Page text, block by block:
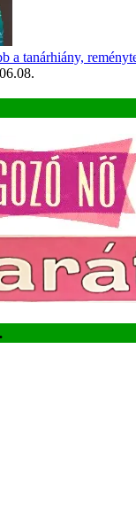
a tanárhiány,